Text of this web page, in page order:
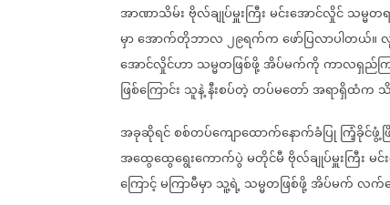
အာဏာသိမ်းဗိုလ်ချုပ်မှူးကြီးမင်းအောင်လှိုင်သမ္မတ
မှာအောက်တိုဘာလ၂၉ရက်ကဖော်ပြလာပါတယ်။
အောင်လှိုင်ဟာသမ္မတဖြစ်ဖို့အိပ်မက်ကိုကာလရှည်ကြ
ဖြစ်ကြောင်း သူနဲ့နီးစပ်တဲ့တပ်မတော်အရာရှိထံက
အခုဆိုရင်စစ်တပ်ကျောထောက်နောက်ခံပြုကြံ့ခိုင်ဖွံ့
အထွေထွေရွေးကောက်ပွဲမတိုင်မီဗိုလ်ချုပ်မှူးကြီးမ
ကြောင့်မကြာမီမှာသူ့ရဲ့သမ္မတဖြစ်ဖို့အိပ်မက်လက်